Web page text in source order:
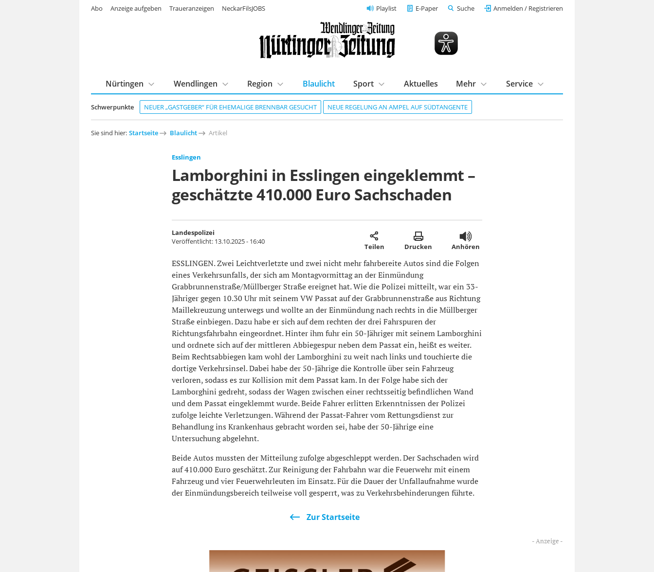
Playlist E-Paper Suche Anmelden / Registrieren
Schwerpunkte NEUER „GASTGEBER“ FÜR EHEMALIGE BRENNBAR GESUCHT NEUE REGELUNG AN AMPEL AUF SÜDTANGENTE
Nürtingen Wendlingen Region Blaulicht Sport Aktuelles Mehr Service
Abo Anzeige aufgeben Traueranzeigen NeckarFilsJOBS
Sie sind hier: Startseite Blaulicht Artikel
Esslingen
Lamborghini in Esslingen eingeklemmt –
geschätzte 410.000 Euro Sachschaden
Landespolizei
Veröffentlicht: 13.10.2025 - 16:40
Teilen Drucken Anhören
ESSLINGEN. Zwei Leichtverletzte und zwei nicht mehr fahrbereite Autos sind die Folgen
eines Verkehrsunfalls, der sich am Montagvormittag an der Einmündung
Grabbrunnenstraße/Müllberger Straße ereignet hat. Wie die Polizei mitteilt, war ein 33-
Jähriger gegen 10.30 Uhr mit seinem VW Passat auf der Grabbrunnenstraße aus Richtung
Maillekreuzung unterwegs und wollte an der Einmündung nach rechts in die Müllberger
Straße einbiegen. Dazu habe er sich auf dem rechten der drei Fahrspuren der
Richtungsfahrbahn eingeordnet. Hinter ihm fuhr ein 50-Jähriger mit seinem Lamborghini
und ordnete sich auf der mittleren Abbiegespur neben dem Passat ein, heißt es weiter.
Beim Rechtsabbiegen kam wohl der Lamborghini zu weit nach links und touchierte die
dortige Verkehrsinsel. Dabei habe der 50-Jährige die Kontrolle über sein Fahrzeug
verloren, sodass es zur Kollision mit dem Passat kam. In der Folge habe sich der
Lamborghini gedreht, sodass der Wagen zwischen einer rechtsseitig befindlichen Wand
und dem Passat eingeklemmt wurde. Beide Fahrer erlitten Erkenntnissen der Polizei
zufolge leichte Verletzungen. Während der Passat-Fahrer vom Rettungsdienst zur
Behandlung ins Krankenhaus gebracht worden sei, habe der 50-Jährige eine
Untersuchung abgelehnt.
Beide Autos mussten der Mitteilung zufolge abgeschleppt werden. Der Sachschaden wird
auf 410.000 Euro geschätzt. Zur Reinigung der Fahrbahn war die Feuerwehr mit einem
Fahrzeug und vier Feuerwehrleuten im Einsatz. Für die Dauer der Unfallaufnahme wurde
der Einmündungsbereich teilweise voll gesperrt, was zu Verkehrsbehinderungen führte.
Zur Startseite